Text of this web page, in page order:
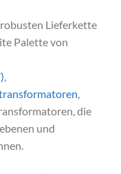
Lieferkette
Palette von
,
,
die
und